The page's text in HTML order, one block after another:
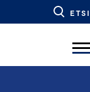
ETSI